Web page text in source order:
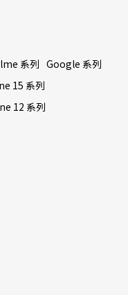
系列 Google 系列
15 系列
12 系列